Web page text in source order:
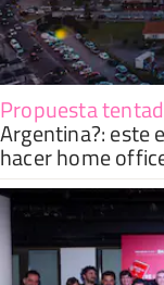
Propuesta
Argentina?: este
hacer home